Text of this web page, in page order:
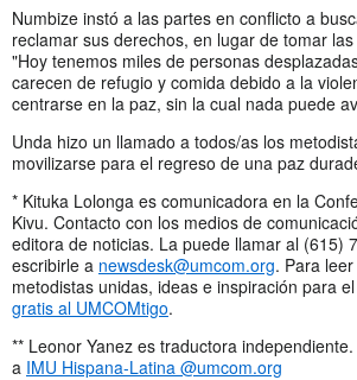
Numbize instó a las partes en conflicto a
reclamar sus derechos, en lugar de tomar
"Hoy tenemos miles de personas
carecen de refugio y comida debido a la
centrarse en la paz, sin la cual nada puede
Unda hizo un llamado a todos/as los
movilizarse para el regreso de una paz
* Kituka Lolonga es comunicadora en la
Kivu. Contacto con los medios de
editora de noticias. La puede llamar al (615)
escribirle a newsdesk@umcom.org. Para
metodistas unidas, ideas e inspiración para
gratis al UMCOMtigo.
** Leonor Yanez es traductora
a IMU Hispana-Latina @umcom.org